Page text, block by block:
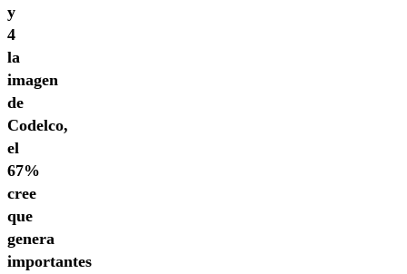
y
4
la
imagen
de
Codelco,
el
67%
cree
que
genera
importantes